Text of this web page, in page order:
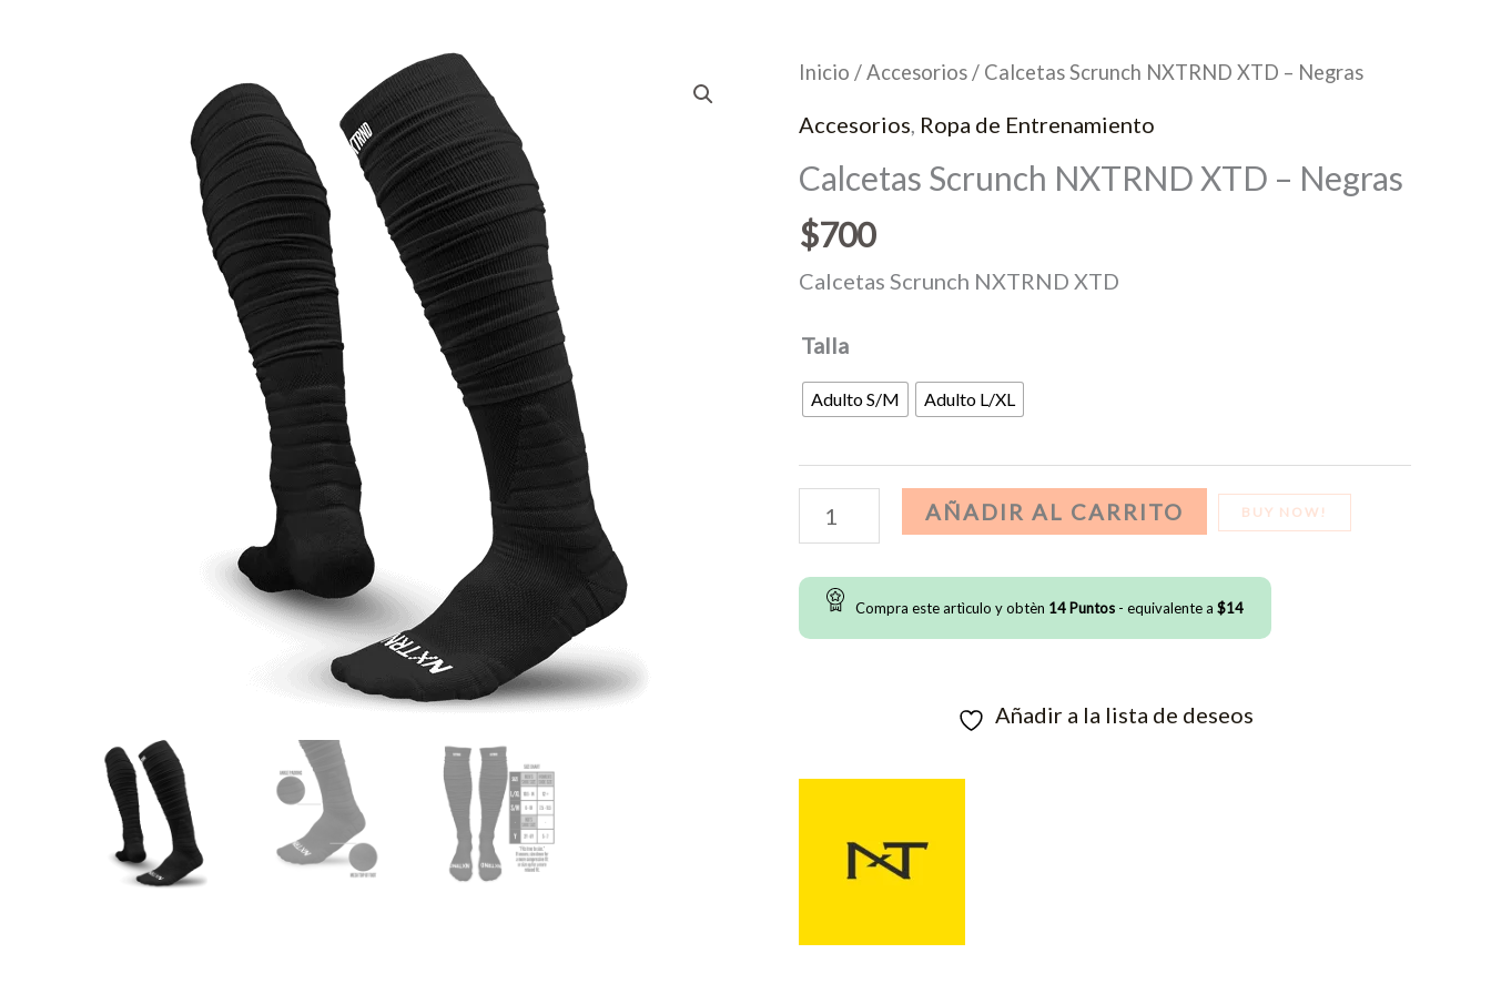
Inicio /Accesorios / Calcetas Scrunch NXTRND XTD – Negras
Accesorios Ropa de Entrenamiento
Calcetas Scrunch NXTRND XTD – Negras
$700
Calcetas Scrunch NXTRND XTD
Talla
Adulto S/M Adulto L/XL
Calcetas
Scrunch
NXTRND
XTD
AÑADIR AL CARRITO BUY NOW!
Compra este artìculo y obtèn 14Puntos - equivalente a $14
Añadir a la lista de deseos